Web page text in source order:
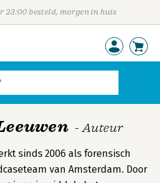
23:00 besteld, morgen in huis
- Auteur
sinds 2006 als forensisch
van Amsterdam. Door